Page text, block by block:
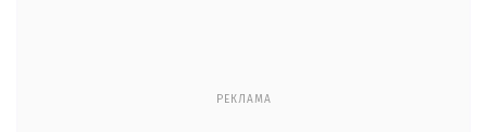
РЕКЛАМА